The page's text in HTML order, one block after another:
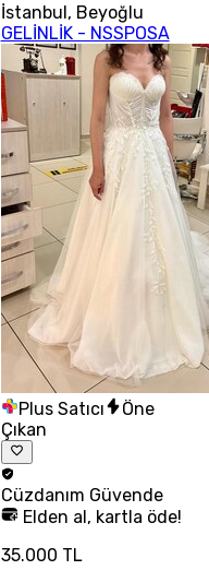
İstanbul, Beyoğlu
GELİNLİK - NSSPOSA
Plus Satıcı
Öne
Çıkan
Cüzdanım Güvende
Elden al, kartla öde!
35.000 TL